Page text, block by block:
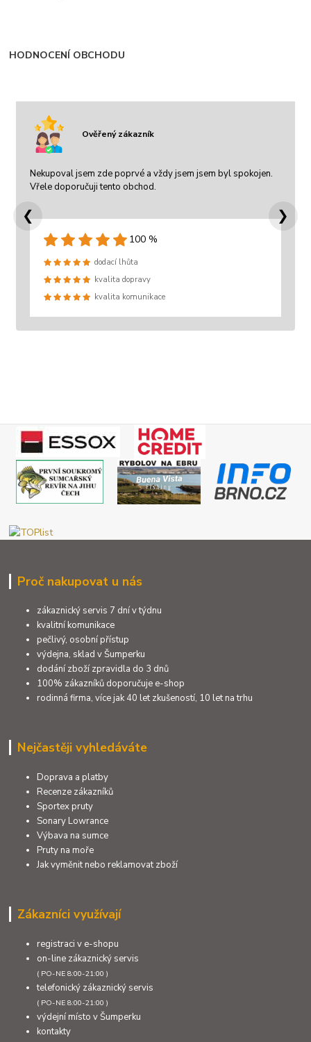
HODNOCENÍ OBCHODU
Ověřený zákazník
Nekupoval jsem zde poprvé a vždy jsem jsem byl spokojen.
Vřele doporučuji tento obchod.
100 %
dodací lhůta
kvalita dopravy
kvalita komunikace
❮ ❯
Proč nakupovat u nás
zákaznický servis 7 dní v týdnu
kvalitní komunikace
pečlivý, osobní přístup
výdejna, sklad v Šumperku
dodání zboží zpravidla do 3 dnů
100% zákazníků doporučuje e-shop
rodinná firma, více jak 40 let zkušeností, 10 let na trhu
Nejčastěji vyhledáváte
Doprava a platby
Recenze zákazníků
Sportex pruty
Sonary Lowrance
Výbava na sumce
Pruty na moře
Jak vyměnit nebo reklamovat zboží
Zákazníci využívají
registraci v e-shopu
on-line zákaznický servis
( PO-NE 8:00-21:00 )
telefonický zákaznický servis
( PO-NE 8:00-21:00 )
výdejní místo v Šumperku
kontakty